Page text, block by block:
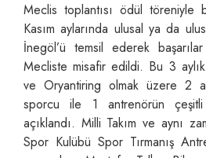
Meclis toplantısı ödül töreniyle
Kasım aylarında ulusal ya da
İnegöl’ü temsil ederek
Mecliste misafir edildi. Bu 3
ve Oryantiring olmak üzere 2
sporcu ile 1 antrenörün
açıklandı. Milli Takım ve aynı
Spor Kulübü Spor Tırmanış